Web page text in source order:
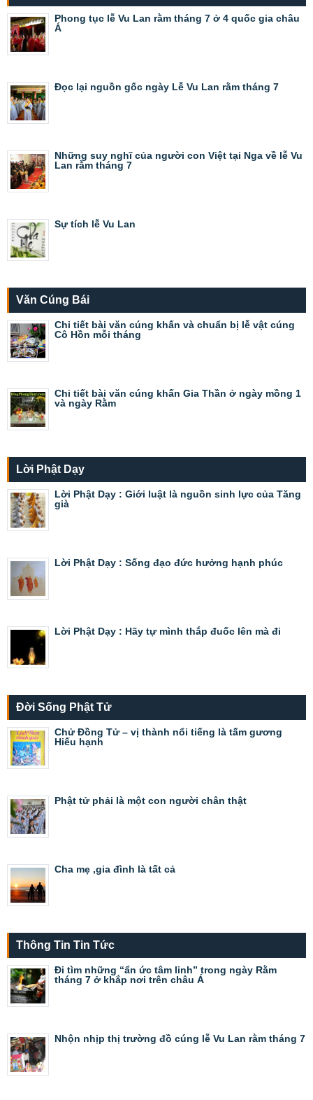
Phong tục lễ Vu Lan rằm tháng 7 ở 4 quốc gia châu
Á
Đọc lại nguồn gốc ngày Lễ Vu Lan rằm tháng 7
Những suy nghĩ của người con Việt tại Nga về lễ Vu
Lan rằm tháng 7
Sự tích lễ Vu Lan
Văn Cúng Bái
Chi tiết bài văn cúng khấn và chuẩn bị lễ vật cúng
Cô Hồn mỗi tháng
Chi tiết bài văn cúng khấn Gia Thần ở ngày mồng 1
và ngày Rằm
Lời Phật Dạy
Lời Phật Dạy : Giới luật là nguồn sinh lực của Tăng
già
Lời Phật Dạy : Sống đạo đức hưởng hạnh phúc
Lời Phật Dạy : Hãy tự mình thắp đuốc lên mà đi
Đời Sống Phật Tử
Chử Đồng Tử – vị thành nổi tiếng là tấm gương
Hiếu hạnh
Phật tử phải là một con người chân thật
Cha mẹ ,gia đình là tất cả
Thông Tin Tin Tức
Đi tìm những “ẩn ức tâm linh” trong ngày Rằm
tháng 7 ở khắp nơi trên châu Á
Nhộn nhịp thị trường đồ cúng lễ Vu Lan rằm tháng 7